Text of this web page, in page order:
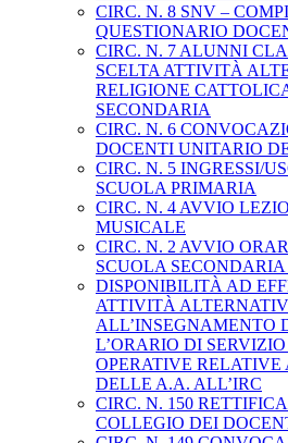
CIRC. N. 8 SNV –
QUESTIONARIO
CIRC. N. 7 ALUNNI
SCELTA ATTIVITÀ
RELIGIONE
SECONDARIA
CIRC. N. 6
DOCENTI UNITARIO
CIRC. N. 5 INGRESSI/
SCUOLA PRIMARIA
CIRC. N. 4 AVVIO
MUSICALE
CIRC. N. 2 AVVIO
SCUOLA SECONDARIA
DISPONIBILITÀ AD
ATTIVITÀ
ALL’INSEGNAMENTO
L’ORARIO DI
OPERATIVE RELATIVE
DELLE A.A. ALL’IRC
CIRC. N. 150
COLLEGIO DEI